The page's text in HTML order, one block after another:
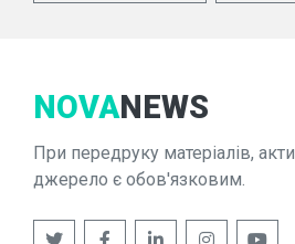
NOVANEWS
При передруку матеріалів,
джерело є обов'язковим.